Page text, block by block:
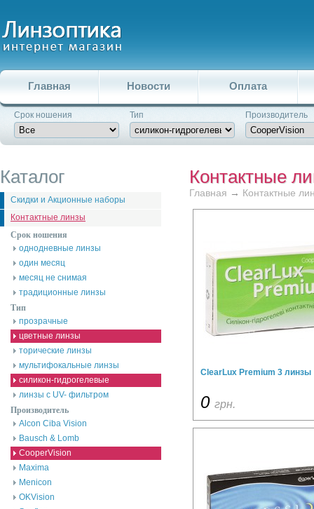
Главная Новости Оплата
Срок ношения Тип Производитель
Каталог
Скидки и Акционные наборы
Контактные линзы
Срок ношения
однодневные линзы
один месяц
месяц не снимая
традиционные линзы
Тип
прозрачные
цветные линзы
торические линзы
мультифокальные линзы
силикон-гидрогелевые
линзы с UV- фильтром
Производитель
Alcon Ciba Vision
Bausch & Lomb
CooperVision
Maxima
Menicon
OKVision
Контактные
Главная → Контактные
ClearLux Premium 3 линзы
0 грн.